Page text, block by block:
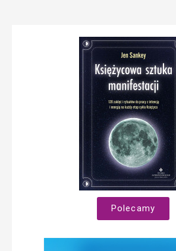
Polecamy